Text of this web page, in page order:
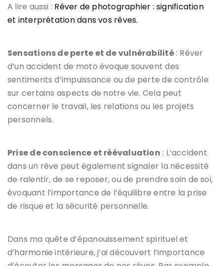
A lire aussi : Rêver de photographier : signification
et interprétation dans vos rêves.
Sensations de perte et de vulnérabilité: Rêver
d’un accident de moto évoque souvent des
sentiments d’impuissance ou de perte de contrôle
sur certains aspects de notre vie. Cela peut
concerner le travail, les relations ou les projets
personnels.
Prise de conscience et réévaluation : L’accident
dans un rêve peut également signaler la nécessité
de ralentir, de se reposer, ou de prendre soin de soi,
évoquant l’importance de l’équilibre entre la prise
de risque et la sécurité personnelle.
Dans ma quête d’épanouissement spirituel et
d’harmonie intérieure, j’ai découvert l’importance